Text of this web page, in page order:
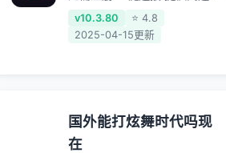
路 应用内直达视频音乐app,快
人一步 应用模式 App互不干扰
v10.3.80
⭐ 4.8
2025-04-15更新
国外能打炫舞时代吗现
在